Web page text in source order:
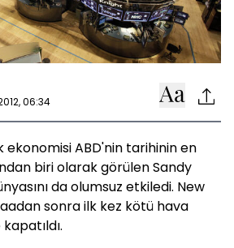
06:34
ekonomisi ABD'nin tarihinin en
biri olarak görülen Sandy
da olumsuz etkiledi. New
aadan sonra ilk kez kötü hava